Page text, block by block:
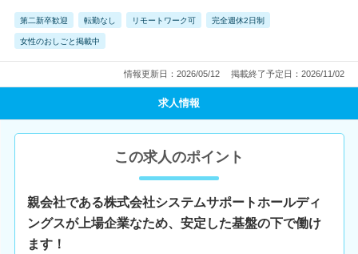
第二新卒歓迎 転勤なし リモートワーク可 完全週休2日制
女性のおしごと掲載中
情報更新日：2026/05/12 掲載終了予定日：2026/11/02
求人情報
この求人のポイント
親会社である株式会社システムサポートホールディ
ングスが上場企業なため、安定した基盤の下で働け
ます！